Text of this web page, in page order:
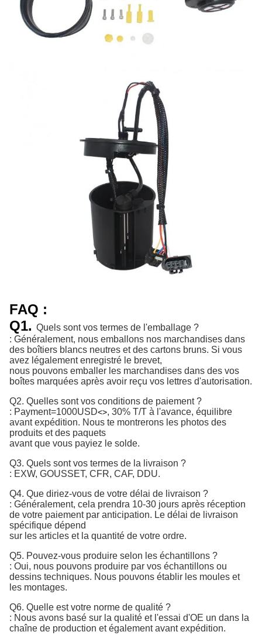
FAQ :
Q1. Quels sont vos termes de l'emballage ?
: Généralement, nous emballons nos marchandises dans
des boîtiers blancs neutres et des cartons bruns. Si vous
avez légalement enregistré le brevet,
nous pouvons emballer les marchandises dans des vos
boîtes marquées après avoir reçu vos lettres d'autorisation.
Q2. Quelles sont vos conditions de paiement ?
: Payment=1000USD<>, 30% T/T à l'avance, équilibre
avant expédition. Nous te montrerons les photos des
produits et des paquets
avant que vous payiez le solde.
Q3. Quels sont vos termes de la livraison ?
: EXW, GOUSSET, CFR, CAF, DDU.
Q4. Que diriez-vous de votre délai de livraison ?
: Généralement, cela prendra 10-30 jours après réception
de votre paiement par anticipation. Le délai de livraison
spécifique dépend
sur les articles et la quantité de votre ordre.
Q5. Pouvez-vous produire selon les échantillons ?
: Oui, nous pouvons produire par vos échantillons ou
dessins techniques. Nous pouvons établir les moules et
les montages.
Q6. Quelle est votre norme de qualité ?
: Nous avons basé sur la qualité et l'essai d'OE un dans la
chaîne de production et également avant expédition.